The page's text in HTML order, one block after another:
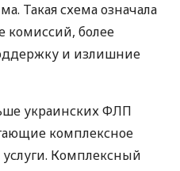
Такая схема означала
комиссий, более
и излишние
украинских ФЛП
комплексное
Комплексный